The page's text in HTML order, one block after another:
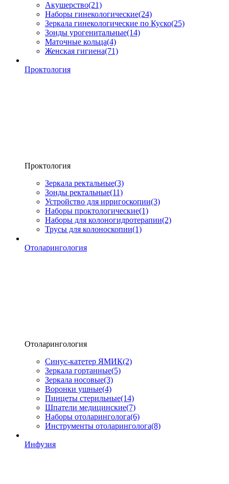
Акушерство(21)
Наборы гинекологические(24)
Зеркала гинекологические по Куско(25)
Зонды урогенитальные(14)
Маточные кольца(4)
Женская гигиена(71)
Проктология
Проктология
Зеркала ректальные(3)
Зонды ректальные(11)
Устройство для ирригоскопии(3)
Наборы проктологические(1)
Наборы для колоногидротерапии(2)
Трусы для колоноскопии(1)
Отоларингология
Отоларингология
Синус-катетер ЯМИК(2)
Зеркала гортанные(5)
Зеркала носовые(3)
Воронки ушные(4)
Пинцеты стерильные(14)
Шпатели медицинские(7)
Наборы отоларинголога(6)
Инструменты отоларинголога(8)
Инфузия